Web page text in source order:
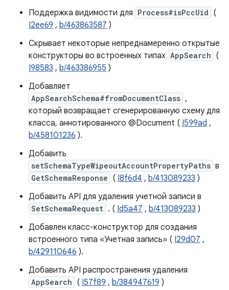
Поддержка видимости для Process#isPccUid (
I2ee69 , b/463863587 )
Скрывает некоторые непреднамеренно открытые
конструкторы во встроенных типах AppSearch (
I98583 , b/463386955 )
Добавляет
AppSearchSchema#fromDocumentClass ,
который возвращает сгенерированную схему для
класса, аннотированного @Document ( I599ad ,
b/458101236 ).
Добавить
setSchemaTypeWipeoutAccountPropertyPaths в
GetSchemaResponse ( I8f6d4 , b/413089233 )
Добавить API для удаления учетной записи в
SetSchemaRequest . ( Id5a47 , b/413089233 )
Добавлен класс-конструктор для создания
встроенного типа «Учетная запись» ( I29d07 ,
b/429110646 ).
Добавить API распространения удаления
AppSearch ( I57f89 , b/384947619 )